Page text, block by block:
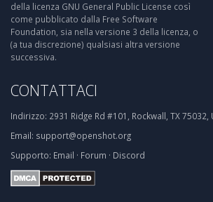
della licenza GNU General Public License così
come pubblicato dalla Free Software
Foundation, sia nella versione 3 della licenza, o
(a tua discrezione) qualsiasi altra versione
successiva.
CONTATTACI
Indirizzo: 2931 Ridge Rd #101, Rockwall, TX
Email: support@openshot.org
Supporto: Email · Forum · Discord